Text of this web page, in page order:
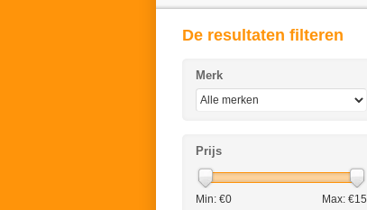
De resultaten filteren
Merk
Prijs
Min: €0 Max: €15